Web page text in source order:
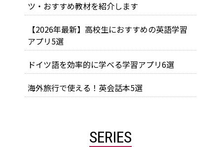
ツ・おすすめ教材を紹介します
【2026年最新】高校生におすすめの英語学習
アプリ5選
ドイツ語を効率的に学べる学習アプリ6選
海外旅行で使える！英会話本5選
SERIES